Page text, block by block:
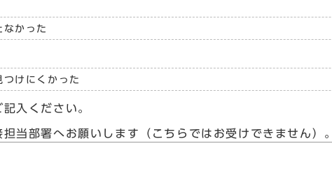
なかった
つけにくかった
入ください。
当部署へお願いします（こちらではお受けできません）。